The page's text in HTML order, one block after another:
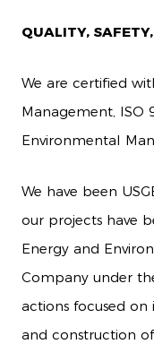
QUALITY,
We are certified
Management, ISO
Environmental
We have been
our projects have
Energy and
Company under
actions focused
and construction